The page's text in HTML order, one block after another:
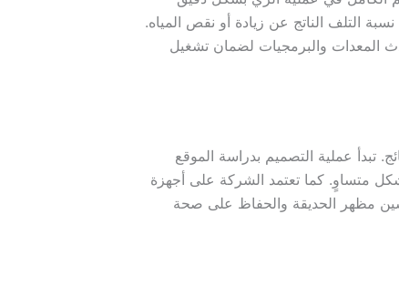
التلف الناتج عن زيادة أو نقص المياه.
المعدات والبرمجيات لضمان تشغيل
تبدأ عملية التصميم بدراسة الموقع
متساوٍ. كما تعتمد الشركة على أجهزة
مظهر الحديقة والحفاظ على صحة